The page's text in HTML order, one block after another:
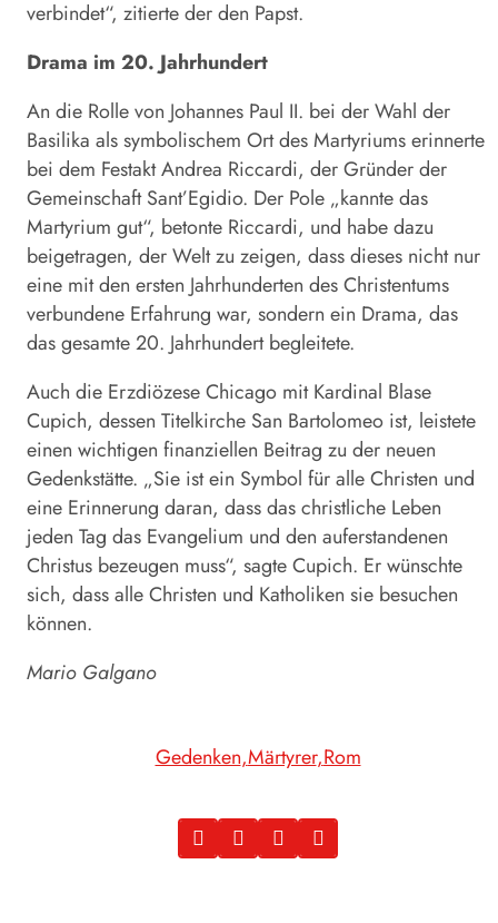
verbindet“, zitierte der den Papst.
Drama im 20. Jahrhundert
An die Rolle von Johannes Paul II. bei der Wahl der
Basilika als symbolischem Ort des Martyriums erinnerte
bei dem Festakt Andrea Riccardi, der Gründer der
Gemeinschaft Sant’Egidio. Der Pole „kannte das
Martyrium gut“, betonte Riccardi, und habe dazu
beigetragen, der Welt zu zeigen, dass dieses nicht nur
eine mit den ersten Jahrhunderten des Christentums
verbundene Erfahrung war, sondern ein Drama, das
das gesamte 20. Jahrhundert begleitete.
Auch die Erzdiözese Chicago mit Kardinal Blase
Cupich, dessen Titelkirche San Bartolomeo ist, leistete
einen wichtigen finanziellen Beitrag zu der neuen
Gedenkstätte. „Sie ist ein Symbol für alle Christen und
eine Erinnerung daran, dass das christliche Leben
jeden Tag das Evangelium und den auferstandenen
Christus bezeugen muss“, sagte Cupich. Er wünschte
sich, dass alle Christen und Katholiken sie besuchen
können.
Mario Galgano
Gedenken Märtyrer Rom